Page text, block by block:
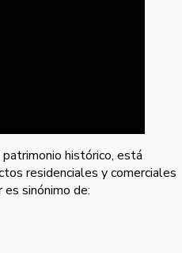
histórico, está
residenciales y comerciales
sinónimo de: